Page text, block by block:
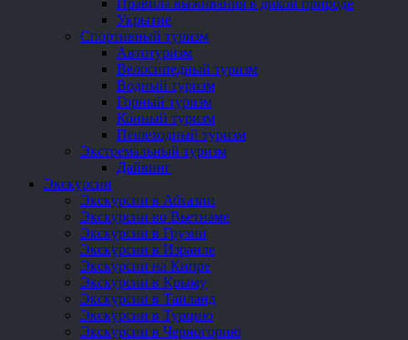
Правила выживания в дикой природе
Укрытие
Спортивный туризм
Автотуризм
Велосипедный туризм
Водный туризм
Горный туризм
Конный туризм
Пешеходный туризм
Экстремальный туризм
Дайвинг
Экскурсии
Экскурсии в Абхазии
Экскурсии во Вьетнаме
Экскурсии в Грузии
Экскурсии в Израиле
Экскурсии на Кипре
Экскурсии в Крыму
Экскурсии в Таиланд
Экскурсии в Турцию
Экскурсии в Черногорию